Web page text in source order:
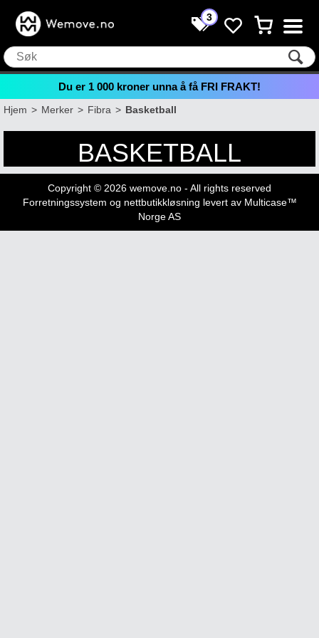
3
Du er 1 000 kroner unna å få FRI FRAKT!
Hjem>Merker>Fibra>Basketball
BASKETBALL
Copyright © 2026 wemove.no - All rights reserved
Forretningssystem og nettbutikkløsning levert av Multicase™
Norge AS